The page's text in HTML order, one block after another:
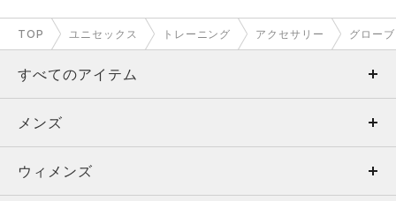
TOP ユニセックス トレーニング アクセサリー グロー
すべてのアイテム
メンズ
ウィメンズ
メンズ
トップス
ウィメンズ